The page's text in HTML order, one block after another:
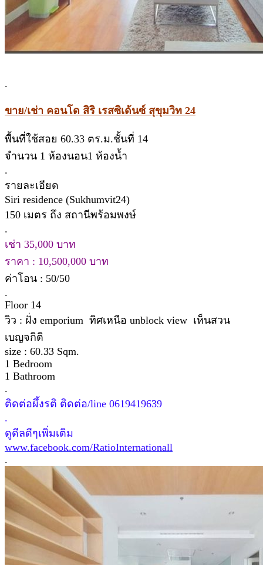
.
ขาย/เช่า คอนโด สิริ เรสซิเด้นซ์ สุขุมวิท 24
พื้นที่ใช้สอย 60.33 ตร.ม.ชั้นที่ 14
จำนวน 1 ห้องนอน1 ห้องน้ำ
.
รายละเอียด
Siri residence (Sukhumvit24)
150 เมตร ถึง สถานีพร้อมพงษ์
.
เช่า 35,000 บาท
ราคา : 10,500,000 บาท
ค่าโอน : 50/50
.
Floor 14
วิว : ฝั่ง emporium ทิศเหนือ unblock view เห็นสวน
เบญจกิติ
size : 60.33 Sqm.
1 Bedroom
1 Bathroom
.
ติดต่อผึ้งรติ ติดต่อ/line 0619419639
.
ดูดีลดีๆเพิ่มเติม
www.facebook.com/RatioInternationall
.